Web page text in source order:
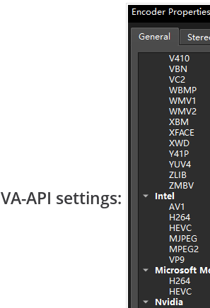
VA-API settings: